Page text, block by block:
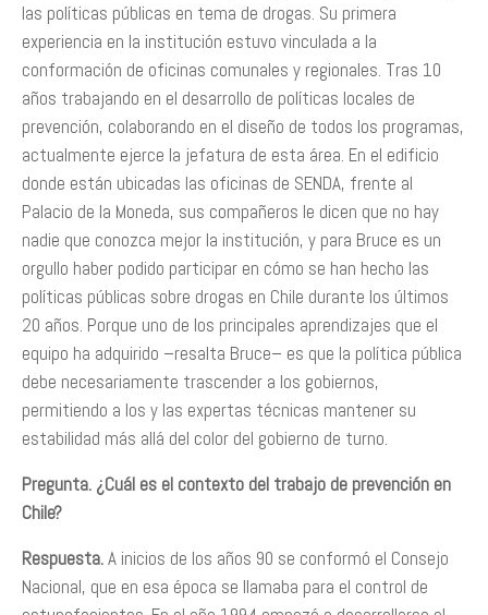
las políticas públicas en tema de drogas. Su primera
experiencia en la institución estuvo vinculada a la
conformación de oficinas comunales y regionales. Tras 10
años trabajando en el desarrollo de políticas locales de
prevención, colaborando en el diseño de todos los programas,
actualmente ejerce la jefatura de esta área. En el edificio
donde están ubicadas las oficinas de SENDA, frente al
Palacio de la Moneda, sus compañeros le dicen que no hay
nadie que conozca mejor la institución, y para Bruce es un
orgullo haber podido participar en cómo se han hecho las
políticas públicas sobre drogas en Chile durante los últimos
20 años. Porque uno de los principales aprendizajes que el
equipo ha adquirido –resalta Bruce– es que la política pública
debe necesariamente trascender a los gobiernos,
permitiendo a los y las expertas técnicas mantener su
estabilidad más allá del color del gobierno de turno.
Pregunta. ¿Cuál es el contexto del trabajo de prevención en
Chile?
Respuesta.A inicios de los años 90 se conformó el Consejo
Nacional, que en esa época se llamaba para el control de